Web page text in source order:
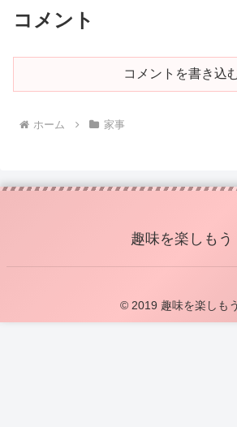
コメント
コメントを書き込
ホーム 家事
趣味を楽しもう
© 2019 趣味を楽しもう.